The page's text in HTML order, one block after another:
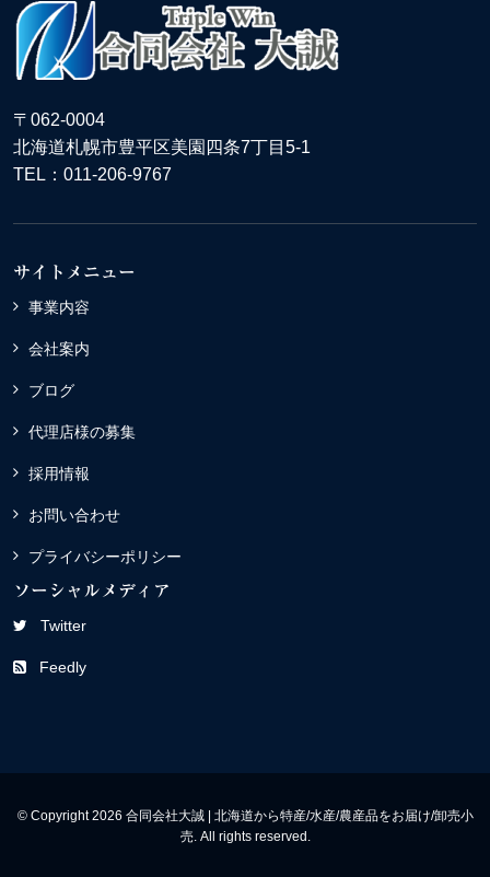
〒062-0004
北海道札幌市豊平区美園四条7丁目5-1
TEL：011-206-9767
サイトメニュー
事業内容
会社案内
ブログ
代理店様の募集
採用情報
お問い合わせ
プライバシーポリシー
ソーシャルメディア
Twitter
Feedly
© Copyright 2026 合同会社大誠 | 北海道から特産/水産/農産品をお届け/卸売小
売. All rights reserved.